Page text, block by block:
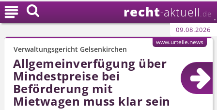
recht-aktuell .de
09.08.2026

Verwaltungsgericht Gelsenkirchen
Allgemeinverfügung über
Mindestpreise bei
Beförderung mit
Mietwagen muss klar sein
www.urteile.news